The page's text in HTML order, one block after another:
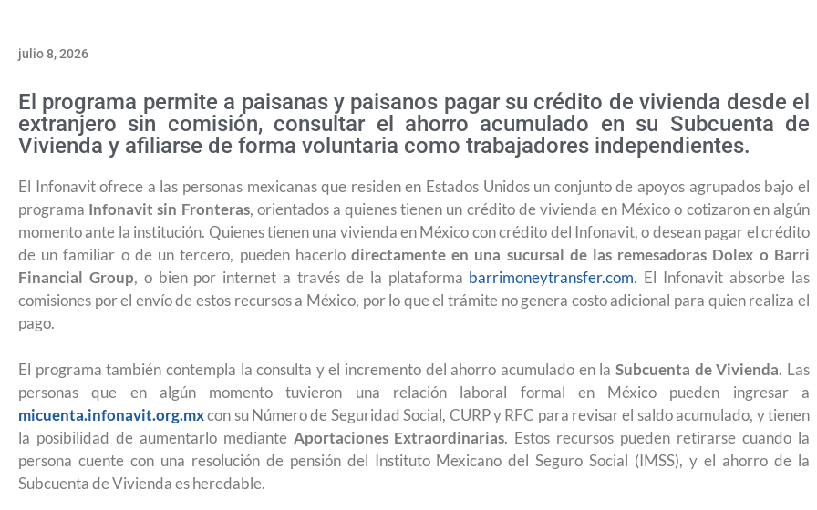
julio 8, 2026
El programa permite a paisanas y paisanos pagar su crédito de vivienda desde el
extranjero sin comisión, consultar el ahorro acumulado en su Subcuenta de
Vivienda y afiliarse de forma voluntaria como trabajadores independientes.
El Infonavit ofrece a las personas mexicanas que residen en Estados Unidos un conjunto de apoyos agrupados bajo el
programa Infonavit sin Fronteras, orientados a quienes tienen un crédito de vivienda en México o cotizaron en algún
momento ante la institución. Quienes tienen una vivienda en México con crédito del Infonavit, o desean pagar el crédito
de un familiar o de un tercero, pueden hacerlo directamente en una sucursal de las remesadoras Dolex o Barri
Financial Group, o bien por internet a través de la plataforma barrimoneytransfer.com. El Infonavit absorbe las
comisiones por el envío de estos recursos a México, por lo que el trámite no genera costo adicional para quien realiza el
pago.
El programa también contempla la consulta y el incremento del ahorro acumulado en la Subcuenta de Vivienda. Las
personas que en algún momento tuvieron una relación laboral formal en México pueden ingresar a
micuenta.infonavit.org.mxcon su Número de Seguridad Social, CURP y RFC para revisar el saldo acumulado, y tienen
la posibilidad de aumentarlo mediante Aportaciones Extraordinarias. Estos recursos pueden retirarse cuando la
persona cuente con una resolución de pensión del Instituto Mexicano del Seguro Social (IMSS), y el ahorro de la
Subcuenta de Vivienda es heredable.